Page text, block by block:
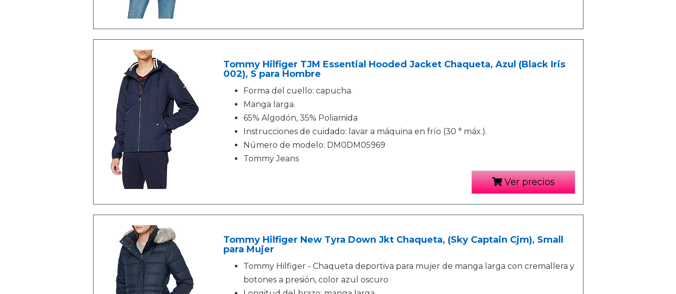
Tommy Hilfiger TJM Essential Hooded Jacket Chaqueta, Azul (Black Iris
002), S para Hombre
Forma del cuello: capucha.
Manga larga.
65% Algodón, 35% Poliamida
Instrucciones de cuidado: lavar a máquina en frío (30 ° máx.).
Número de modelo: DM0DM05969
Tommy Jeans
Ver precios
Tommy Hilfiger New Tyra Down Jkt Chaqueta, (Sky Captain Cjm), Small
para Mujer
Tommy Hilfiger - Chaqueta deportiva para mujer de manga larga con cremallera y
botones a presión, color azul oscuro